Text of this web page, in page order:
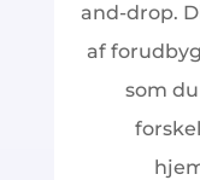
and-drop.
af
som